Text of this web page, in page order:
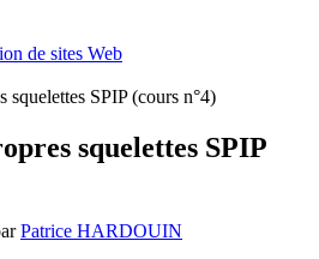
de sites Web
squelettes SPIP (cours n°4)
squelettes SPIP
Patrice HARDOUIN